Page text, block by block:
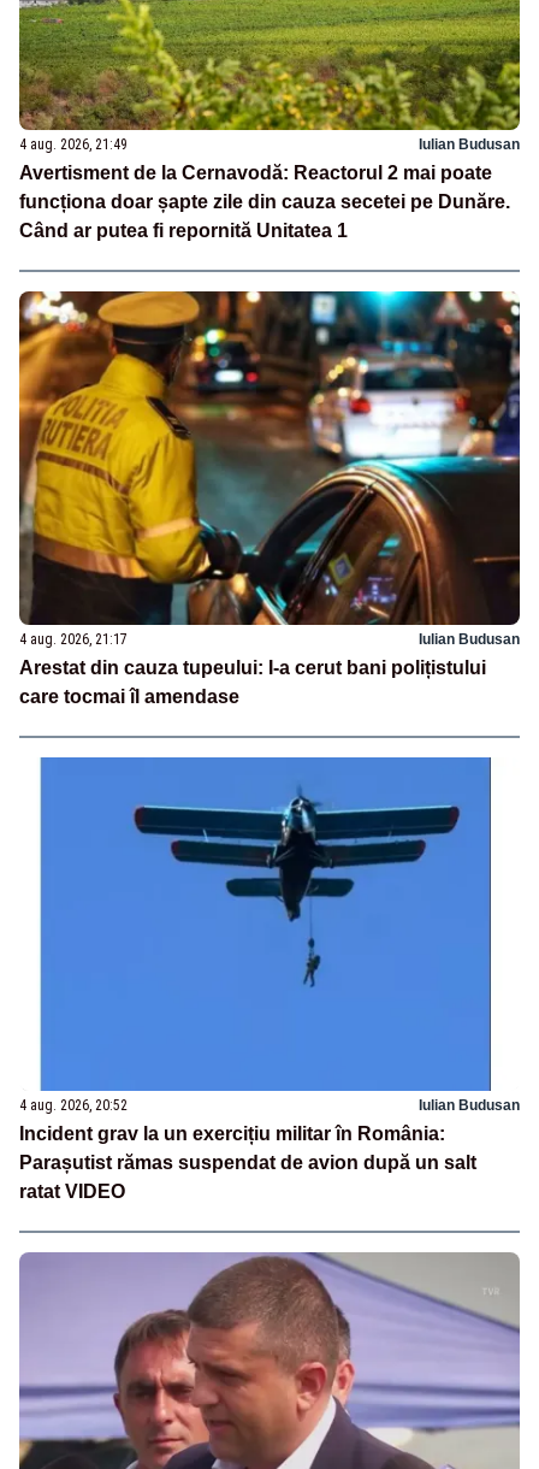
4 aug. 2026, 21:49 Iulian Budusan
Avertisment de la Cernavodă: Reactorul 2 mai poate
funcționa doar șapte zile din cauza secetei pe Dunăre.
Când ar putea fi repornită Unitatea 1
4 aug. 2026, 21:17 Iulian Budusan
Arestat din cauza tupeului: I-a cerut bani polițistului
care tocmai îl amendase
4 aug. 2026, 20:52 Iulian Budusan
Incident grav la un exercițiu militar în România:
Parașutist rămas suspendat de avion după un salt
ratat VIDEO